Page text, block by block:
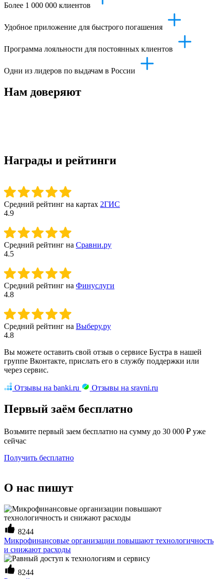
Более 1 000 000 клиентов
Удобное приложение для быстрого погашения
Программа лояльности для постоянных клиентов
Одни из лидеров по выдачам в России
Нам доверяют
Награды и рейтинги
Средний рейтинг на картах 2ГИС
4.9
Средний рейтинг на Сравни.ру
4.5
Средний рейтинг на Финуслуги
4.8
Средний рейтинг на Выберу.ру
4.8
Вы можете оставить свой отзыв о сервисе Бустра в нашей
группе Вконтакте, прислать его в службу поддержки или
через сервис.
Отзывы на banki.ru Отзывы на sravni.ru
Первый заём бесплатно
Возьмите первый заем бесплатно на сумму до 30 000 ₽ уже
сейчас
Получить бесплатно
О нас пишут
8244
Микрофинансовые организации повышают технологичность
и снижают расходы
8244